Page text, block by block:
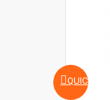
QUICKVIEW